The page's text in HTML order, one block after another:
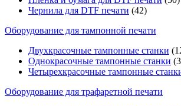
Чернила для DTF печати (42)
Оборудование для тампонной печати
Двухкрасочные тампонные станки
Однокрасочные тампонные станки
Четырехкрасочные тампонные
Оборудование для трафаретной печати